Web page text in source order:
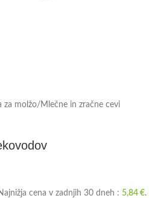
za molžo/ Mlečne in zračne cevi
cena v zadnjih 30 dneh : 5,84 €.